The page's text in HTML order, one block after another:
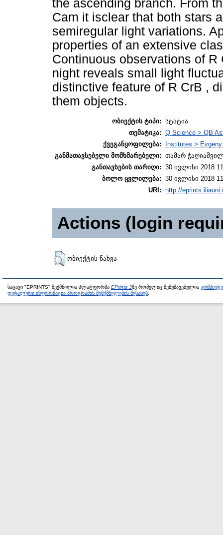
the ascending branch. From
Cam it isclear that both stars
semiregular light variations.
properties of an extensive
Continuous observations of
night reveals small light
distinctive feature of R CrB ,
them objects.
ობიექტის ტიპი: სტატია
თემატიკა: Q Science > QB
ქვეგანყოფილება:
Institutes >
განმათავსებელი მომხმარებელი: თამარ
განთავსების თარიღი: 30 ივლისი 2018
ბოლო ცვლილება: 30 ივლისი 2018
URI:
http://
Actions (login
ობიექტის ნახვა
საცავი "EPRINTS" შექმნილია პლატფორმა EPrints 3ზე რომელიც შემუშავებულია
დეტალური ინფორმაცია პროგრამის შემქმნელების შესახებ